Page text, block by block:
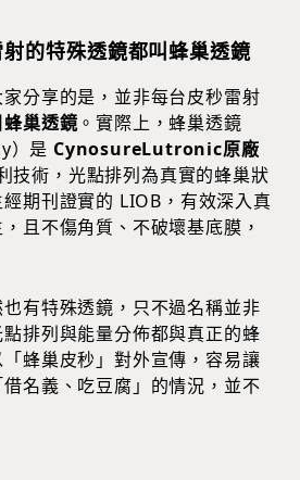
的特殊透鏡都叫蜂巢透鏡
分享的是，並非每台皮秒雷射
蜂巢透鏡。實際上，蜂巢透鏡
）是 CynosureLutronic原廠
技術，光點排列為真實的蜂巢狀
經期刊證實的 LIOB，有效深入真
且不傷角質、不破壞基底膜，
有特殊透鏡，只不過名稱並非
排列與能量分佈都與真正的蜂
蜂巢皮秒」對外宣傳，容易讓
名義、吃豆腐」的情況，並不